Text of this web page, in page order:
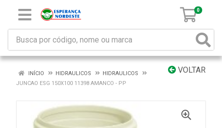
0
VOLTAR
INÍCIO HIDRAULICOS
HIDRAULICOS
JUNCAO ESG 150X100 11398 AMANCO - PP